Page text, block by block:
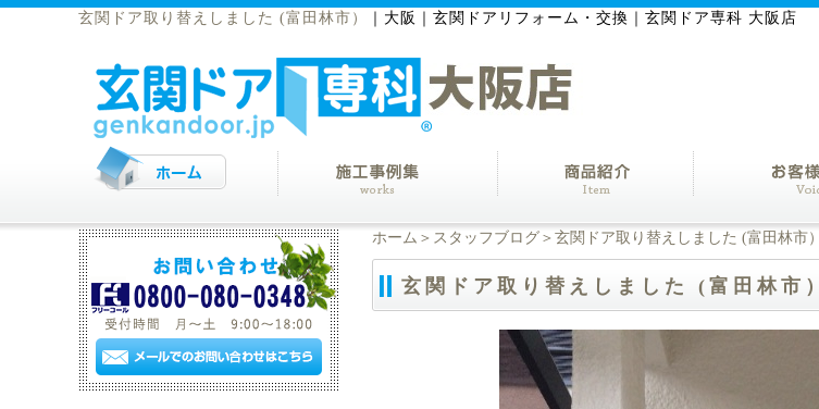
玄関ドア取り替えしました (富田林市） 大阪｜玄関ドアリフォーム・交換｜玄関ドア専科 大阪店
ホーム ＞ スタッフブログ ＞玄関ドア取り替えしました (富田林市）
玄関ドア取り替えしました (富田林市）